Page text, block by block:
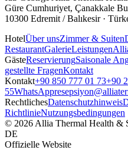
Güre Cumhuriyet, Çanakkale
10300 Edremit / Balıkesir ·
HotelÜber unsZimmer & Suiten
RestaurantGalerieLeistungen
GästeReservierungSaisonale
gestellte FragenKontakt
Kontakt+90 850 777 01 73+90
55WhatsApp
RechtlichesDatenschutzhinweis
RichtlinieNutzungsbedingungen
© 2026 Allia Thermal Health &
DE
Offizielle Website